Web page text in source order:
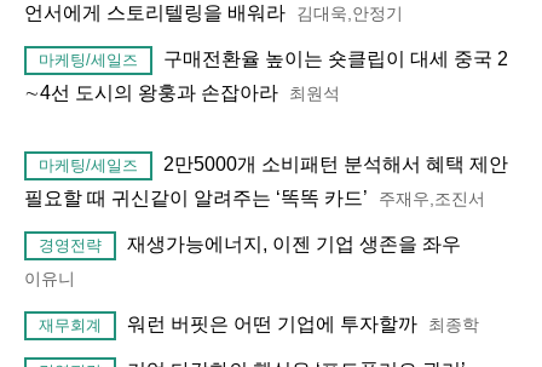
언서에게 스토리텔링을 배워라
김대욱,안정기
마케팅/세일즈
구매전환율 높이는 숏클립이 대세 중국 2
∼4선 도시의 왕훙과 손잡아라
최원석
마케팅/세일즈
2만5000개 소비패턴 분석해서 혜택 제안
필요할 때 귀신같이 알려주는 ‘똑똑 카드’
주재우,조진서
경영전략 재생가능에너지, 이젠 기업 생존을 좌우
이유니
재무회계 워런 버핏은 어떤 기업에 투자할까 최종학